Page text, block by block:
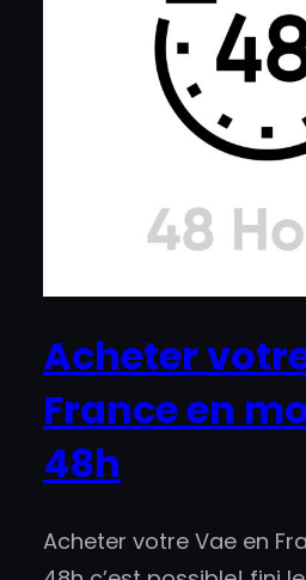
Acheter
France en
48h
Acheter votre Vae en